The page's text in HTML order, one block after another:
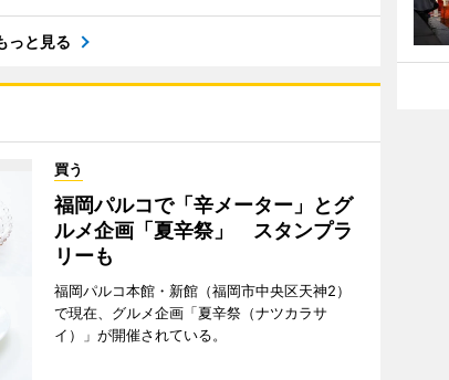
っと見る
買う
福岡パルコで「辛メーター」とグ
ルメ企画「夏辛祭」 スタンプラ
リーも
福岡パルコ本館・新館（福岡市中央区天神2）
で現在、グルメ企画「夏辛祭（ナツカラサ
イ）」が開催されている。